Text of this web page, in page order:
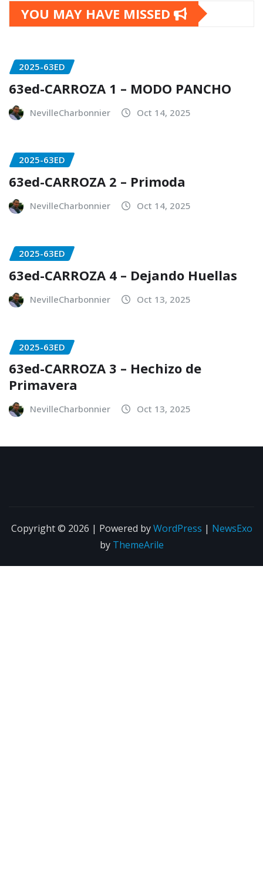
YOU MAY HAVE MISSED
2025-63ED
63ed-CARROZA 1 – MODO PANCHO
NevilleCharbonnier Oct 14, 2025
2025-63ED
63ed-CARROZA 2 – Primoda
NevilleCharbonnier Oct 14, 2025
2025-63ED
63ed-CARROZA 4 – Dejando Huellas
NevilleCharbonnier Oct 13, 2025
2025-63ED
63ed-CARROZA 3 – Hechizo de
Primavera
NevilleCharbonnier Oct 13, 2025
Copyright © 2026 | Powered byWordPress | NewsExo
by ThemeArile